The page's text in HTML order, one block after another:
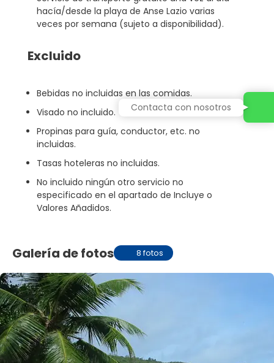
hacía/desde la playa de Anse Lazio varias
veces por semana (sujeto a disponibilidad).
Excluido
Bebidas no incluidas en las comidas.
Visado no incluido.
Propinas para guía, conductor, etc. no
incluidas.
Tasas hoteleras no incluidas.
No incluido ningún otro servicio no
especificado en el apartado de Incluye o
Valores Añadidos.
Galería de fotos 8 fotos
Contacta con nosotros